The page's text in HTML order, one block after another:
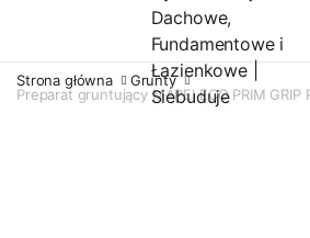
Strona główna
Grunty
Preparat gruntujący MAPEI ECO PRIM GRIP